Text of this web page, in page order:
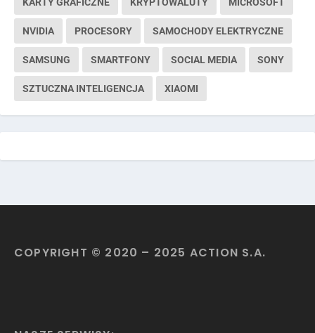
KARTY GRAFICZNE KRYPTOWALUTY MICROSOFT
NVIDIA PROCESORY SAMOCHODY ELEKTRYCZNE
SAMSUNG SMARTFONY SOCIAL MEDIA SONY
SZTUCZNA INTELIGENCJA XIAOMI
COPYRIGHT © 2020 – 2025 ACTION S.A.